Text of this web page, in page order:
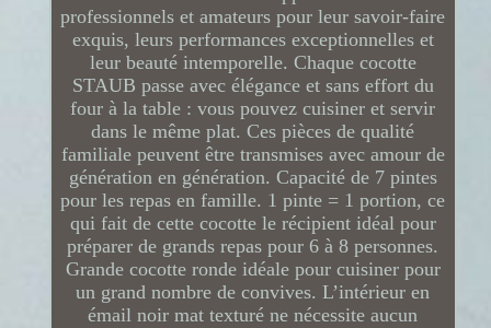
professionnels et amateurs pour leur savoir-faire
exquis, leurs performances exceptionnelles et
leur beauté intemporelle. Chaque cocotte
STAUB passe avec élégance et sans effort du
four à la table : vous pouvez cuisiner et servir
dans le même plat. Ces pièces de qualité
familiale peuvent être transmises avec amour de
génération en génération. Capacité de 7 pintes
pour les repas en famille. 1 pinte = 1 portion, ce
qui fait de cette cocotte le récipient idéal pour
préparer de grands repas pour 6 à 8 personnes.
Grande cocotte ronde idéale pour cuisiner pour
un grand nombre de convives. L’intérieur en
émail noir mat texturé ne nécessite aucun